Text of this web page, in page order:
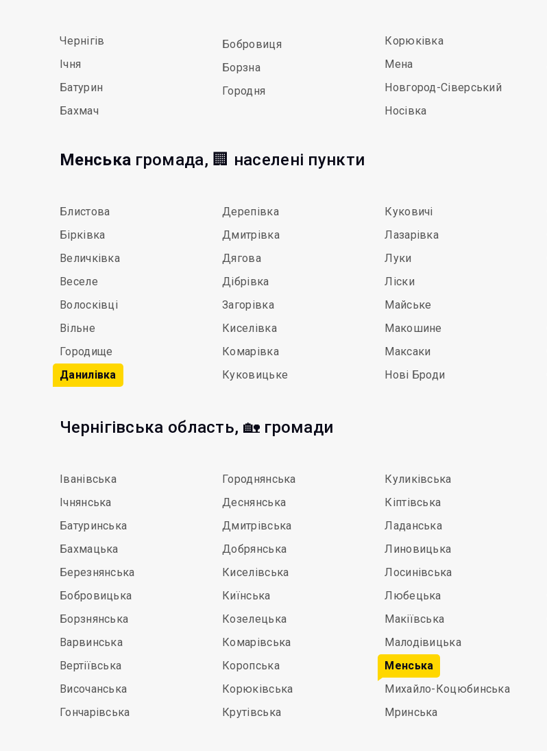
Чернігів
Ічня
Батурин
Бахмач
Бобровиця
Борзна
Городня
Корюківка
Мена
Новгород-Сіверський
Носівка
Менська громада, 🏢 населені пункти
Блистова
Бірківка
Величківка
Веселе
Волосківці
Вільне
Городище
Данилівка
Дерепівка
Дмитрівка
Дягова
Дібрівка
Загорівка
Киселівка
Комарівка
Куковицьке
Куковичі
Лазарівка
Луки
Ліски
Майське
Макошине
Максаки
Нові Броди
Чернігівська область, 🏡 громади
Іванівська
Ічнянська
Батуринська
Бахмацька
Березнянська
Бобровицька
Борзнянська
Варвинська
Вертіївська
Височанська
Гончарівська
Городнянська
Деснянська
Дмитрівська
Добрянська
Киселівська
Киїнська
Козелецька
Комарівська
Коропська
Корюківська
Крутівська
Куликівська
Кіптівська
Ладанська
Линовицька
Лосинівська
Любецька
Макіївська
Малодівицька
Менська
Михайло-Коцюбинська
Мринська